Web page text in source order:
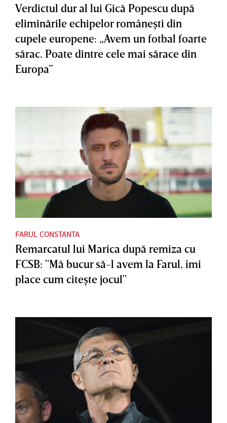
Verdictul dur al lui Gică Popescu după
eliminările echipelor româneşti din
cupele europene: „Avem un fotbal foarte
sărac. Poate dintre cele mai sărace din
Europa”
FARUL CONSTANTA
Remarcatul lui Marica după remiza cu
FCSB: "Mă bucur să-l avem la Farul, îmi
place cum citeşte jocul"